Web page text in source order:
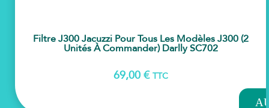
Filtre J300 Jacuzzi Pour Tous Les Modèles J300 (2
Unités À Commander) Darlly SC702
69,00 € TTC